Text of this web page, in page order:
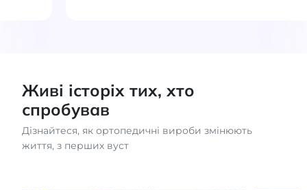
Живі історіх тих, хто
спробував
Дізнайтеся, як ортопедичні вироби змінюють
життя, з перших вуст